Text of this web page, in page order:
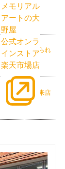
メモリアル
アートの大
野屋
公式オンラ
インストア
楽天市場店
新盆を迎えられ
国分寺店ご来店